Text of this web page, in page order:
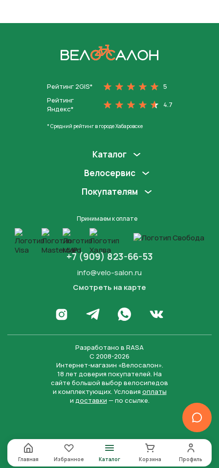
Рейтинг 2GIS*
5
Рейтинг
Яндекс*
4.7
* Средний рейтинг в городе Хабаровске
Каталог
Велосервис
Покупателям
Принимаем к оплате
+7 (909) 823-66-53
info@velo-salon.ru
Смотреть на карте
Перейти в Инстаграм
Написать в Телеграм
Написать в WhatsApp
Перейти во
Разработано в RASA
С 2008-2026
Интернет-магазин «Велосалон».
18 лет доверия покупателей. На
сайте большой выбор велосипедов
и комплектующих. Условия оплаты
и доставки — по ссылке.
Главная Избранное Каталог Корзина Профиль
Нажимая на кнопку “Отправить заявку”, вы даете
согласие на обработку персональных данных и
соглашаетесь с политикой конфиденциальности